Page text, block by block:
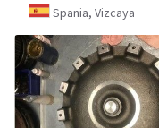
Spania, Vizcaya